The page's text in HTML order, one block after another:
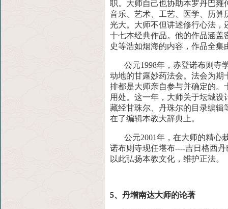
职。大师自己也协助本罗丹巴雍
音乐、艺术、工艺、医学、历算
光大。大师不但讲述修行心法，
十七本经典作品。他的作品涵盖
史等浩如烟海的内容，作品全集
公元1998年，赤登诺布则寺
动地的甘露妙药法会。法会为期
排都是大师亲自参与并确定的。
用处。这一年，大师关于坛城
藏经甘珠尔、丹珠尔的目录编辑
在了编辑本教大辞典上。
公元2001年，在大师的精心
诺布则寺现任堪布----吉日格西
以此弘扬本教文化，维护正法。
5、丹增南达大师的论著